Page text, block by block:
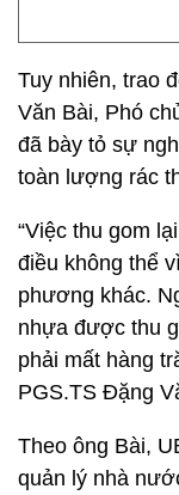
Tuy nhiên, trao
Văn Bài, Phó
đã bày tỏ sự
toàn lượng rác
“Việc thu gom
điều không thể
phương khác.
nhựa được thu
phải mất hàng
PGS.TS Đặng
Theo ông Bài,
quản lý nhà